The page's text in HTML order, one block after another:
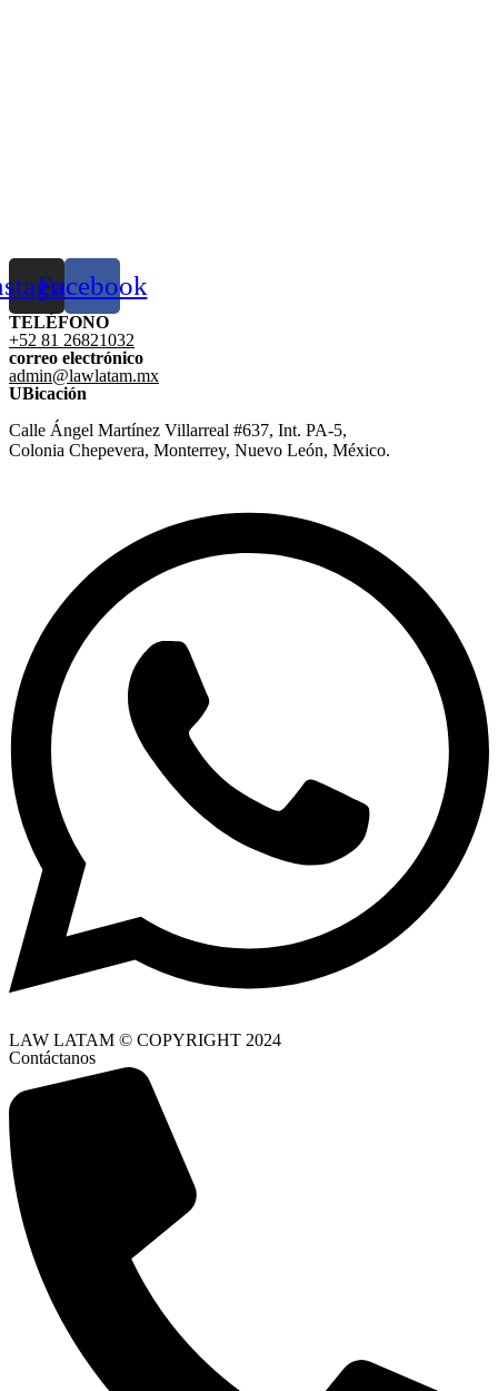
Facebook
TELÉFONO
+52 81 26821032
correo electrónico
admin@lawlatam.mx
UBicación
Calle Ángel Martínez Villarreal #637, Int. PA-5,
Colonia Chepevera, Monterrey, Nuevo León, México.
LAW LATAM © COPYRIGHT 2024
Contáctanos